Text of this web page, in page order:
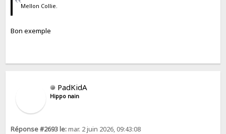
Mellon Collie.
Bon exemple
PadKidA
Hippo nain
Réponse #2693 le:mar. 2 juin 2026, 09:43:08